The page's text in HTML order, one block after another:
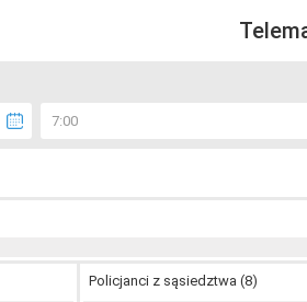
7:00
Policjanci z sąsiedztwa (8)